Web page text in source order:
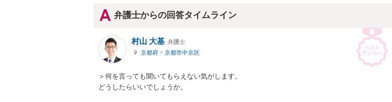
弁護士からの回答タイムライン
村山 大基 弁護士
京都府 > 京都市中京区
＞何を言っても聞いてもらえない気がします。
どうしたらいいでしょうか。